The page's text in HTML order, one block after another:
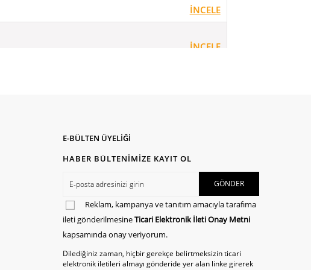
İNCELE
İNCELE
İNCELE
İNCELE
E-BÜLTEN ÜYELİĞİ
HABER BÜLTENİMİZE KAYIT OL
Reklam, kampanya ve tanıtım amacıyla tarafıma
ileti gönderilmesineTicari Elektronik İleti Onay Metni
kapsamında onay veriyorum.
Dilediğiniz zaman, hiçbir gerekçe belirtmeksizin ticari
elektronik iletileri almayı gönderide yer alan linke girerek